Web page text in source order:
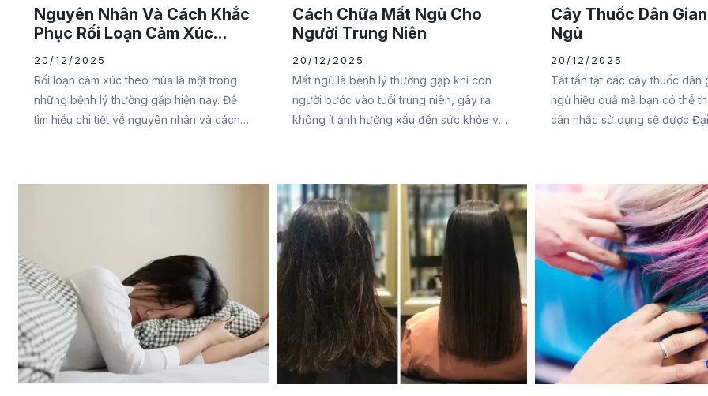
Nguyên Nhân Và Cách Khắc
Phục Rối Loạn Cảm Xúc
Theo Mùa
20/12/2025
Rối loạn cảm xúc theo mùa là một trong
những bệnh lý thường gặp hiện nay. Để
tìm hiểu chi tiết về nguyên nhân và cách
Cách Chữa Mất Ngủ Cho
Người Trung Niên
20/12/2025
Mất ngủ là bệnh lý thường gặp khi con
người bước vào tuổi trung niên, gây ra
không ít ảnh hưởng xấu đến sức khỏe và
ngay bài viết sau để tìm ra giải pháp hiệu
quả nhất bạn nhé.
Cây Thuốc Dân
Ngủ
20/12/2025
Tất tần tật các cây thuốc dân
ngủ hiệu quả mà bạn có thể
cân nhắc sử dụng sẽ được